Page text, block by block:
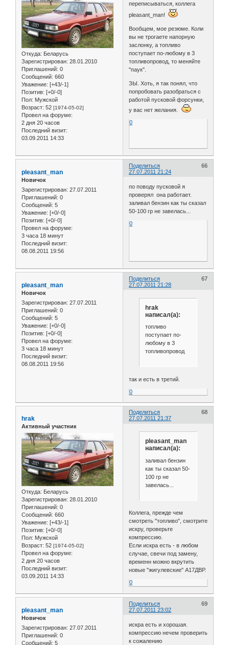
Откуда: Беларусь
Зарегистрирован: 28.01.2010
Приглашений: 0
Сообщений: 660
Уважение: [+43/-1]
Позитив: [+0/-0]
Пол: Мужской
Возраст: 52 [1974-05-02]
Провел на форуме:
2 дня 20 часов
Последний визит:
03.09.2011 14:33
переписываться, коллега
pleasant_man!
Вообщем, мое резюме. Коли
вы не трогаете напорную
заслонку, а топливо
поступает по-любому в 3
топливопровод, то меняйте
"паук".
ЗЫ. Хоть, я так понял, что
попробовать разобраться с
работой пусковой форсунки,
у вас нет желания.
0
Поделиться
66
27.07.2011 21:24
pleasant_man
Новичок
Зарегистрирован: 27.07.2011
Приглашений: 0
Сообщений: 5
Уважение: [+0/-0]
Позитив: [+0/-0]
Провел на форуме:
3 часа 18 минут
Последний визит:
08.08.2011 19:56
по поводу пусковой я
проверял она работает.
заливал бензин как ты сказал
50-100 гр не завелась...
0
Поделиться
67
27.07.2011 21:28
pleasant_man
Новичок
Зарегистрирован: 27.07.2011
Приглашений: 0
Сообщений: 5
Уважение: [+0/-0]
Позитив: [+0/-0]
Провел на форуме:
3 часа 18 минут
Последний визит:
08.08.2011 19:56
hrak
написал(а):
топливо
поступает по-
любому в 3
топливопровод
так и есть в третий.
0
Поделиться
68
27.07.2011 21:37
hrak
Активный участник
Откуда: Беларусь
Зарегистрирован: 28.01.2010
Приглашений: 0
Сообщений: 660
Уважение: [+43/-1]
Позитив: [+0/-0]
Пол: Мужской
Возраст: 52 [1974-05-02]
Провел на форуме:
2 дня 20 часов
Последний визит:
03.09.2011 14:33
pleasant_man
написал(а):
заливал бензин
как ты сказал 50-
100 гр не
завелась...
Коллега, прежде чем
смотреть "топливо", смотрите
искру, проверьте
компрессию.
Если искра есть - в любом
случае, свечи под замену,
временн можно вкрутить
новые "жигулевские" А17ДВР.
0
Поделиться
69
27.07.2011 23:02
pleasant_man
Новичок
Зарегистрирован: 27.07.2011
Приглашений: 0
Сообщений: 5
искра есть и хорошая.
компрессию нечем проверить
к сожалению